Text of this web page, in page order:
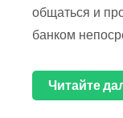
общаться и
банком
Читайте